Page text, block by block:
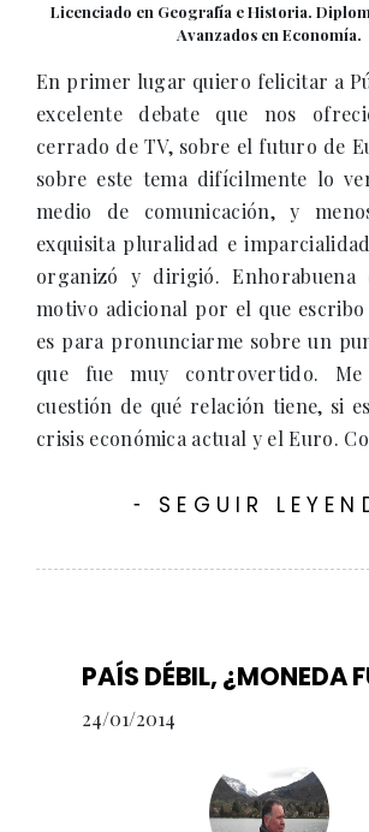
Licenciado en Geografía e Historia.
Avanzados en Economía.
En primer lugar quiero felicitar a
excelente debate que nos
cerrado de TV, sobre el futuro de
sobre este tema difícilmente lo
medio de comunicación, y
exquisita pluralidad e
organizó y dirigió. Enhorabuena
motivo adicional por el que escribo
es para pronunciarme sobre un
que fue muy controvertido.
cuestión de qué relación tiene, si
crisis económica actual y el Euro.
- SEGUIR
PAÍS DÉBIL, ¿MONEDA
24/01/2014